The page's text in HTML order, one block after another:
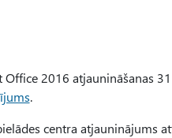
2016 atjaunināšanas
.
centra atjauninājums